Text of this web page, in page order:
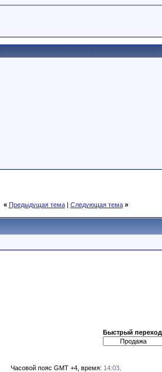
« Предыдущая тема| Следующая тема »
Быстрый переход
Часовой пояс GMT +4, время: 14:03.